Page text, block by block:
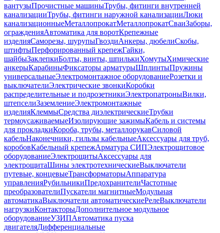
вантузыПрочистные машиныТрубы, фитинги внутренней
канализацииТрубы, фитинги наружной канализацииЛюки
канализационныеМеталлопрокатМеталлопрокатСваиЗаборы,
огражденияАвтоматика для воротКрепежные
изделияСаморезы, шурупыГвоздиАнкеры, дюбелиСкобы,
штифтыПерфорированный крепежГайки,
шайбыЗаклепкиБолты, винты, шпилькиХомутыХимические
анкерыКарабиныФиксаторы арматурыШплинтыПружины
универсальныеЭлектромонтажное оборудованиеРозетки и
выключателиЭлектрические звонкиКоробки
распределительные и подрозетникиЭлектропатроныВилки,
штепселиЗаземлениеЭлектромонтажные
изделияКлеммыСредства диэлектрическиеТрубки
термоусаживаемыеИзолирующие зажимыКабель и системы
для прокладкиКороба, трубы, металлорукавСиловой
кабельНаконечники, гильзы кабельныеАксессуары для труб,
коробовКабельный крепежАрматура СИПЭлектрощитовое
оборудованиеЭлектрощитыАксессуары для
электрощитаШины электротехническиеВыключатели
путевые, концевыеТрансформаторыАппаратура
управленияРубильникиПредохранителиЧастотные
преобразователиПускатели магнитныеМодульная
автоматикаВыключатели автоматическиеРелеВыключатели
нагрузкиКонтакторыДополнительное модульное
оборудованиеУЗИПАвтоматика пуска
двигателяДифференциальные